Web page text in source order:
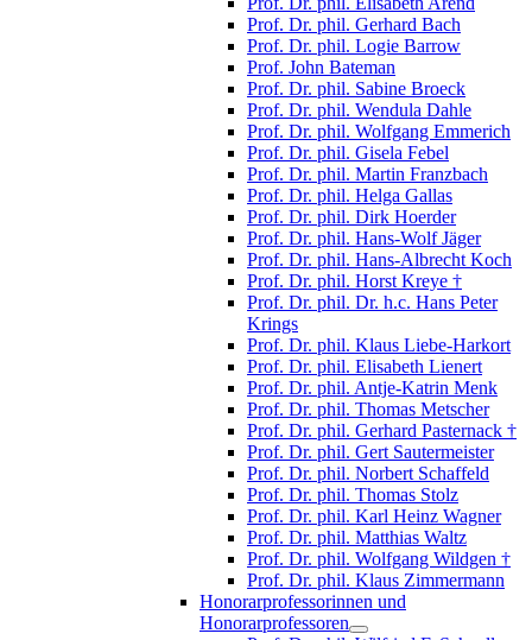
Prof. Dr. phil. Gerhard Bach
Prof. Dr. phil. Logie Barrow
Prof. John Bateman
Prof. Dr. phil. Sabine Broeck
Prof. Dr. phil. Wendula Dahle
Prof. Dr. phil. Wolfgang Emmerich
Prof. Dr. phil. Gisela Febel
Prof. Dr. phil. Martin Franzbach
Prof. Dr. phil. Helga Gallas
Prof. Dr. phil. Dirk Hoerder
Prof. Dr. phil. Hans-Wolf Jäger
Prof. Dr. phil. Hans-Albrecht Koch
Prof. Dr. phil. Horst Kreye †
Prof. Dr. phil. Dr. h.c. Hans Peter
Krings
Prof. Dr. phil. Klaus Liebe-Harkort
Prof. Dr. phil. Elisabeth Lienert
Prof. Dr. phil. Antje-Katrin Menk
Prof. Dr. phil. Thomas Metscher
Prof. Dr. phil. Gerhard Pasternack †
Prof. Dr. phil. Gert Sautermeister
Prof. Dr. phil. Norbert Schaffeld
Prof. Dr. phil. Thomas Stolz
Prof. Dr. phil. Karl Heinz Wagner
Prof. Dr. phil. Matthias Waltz
Prof. Dr. phil. Wolfgang Wildgen †
Prof. Dr. phil. Klaus Zimmermann
Honorarprofessorinnen und
Honorarprofessoren